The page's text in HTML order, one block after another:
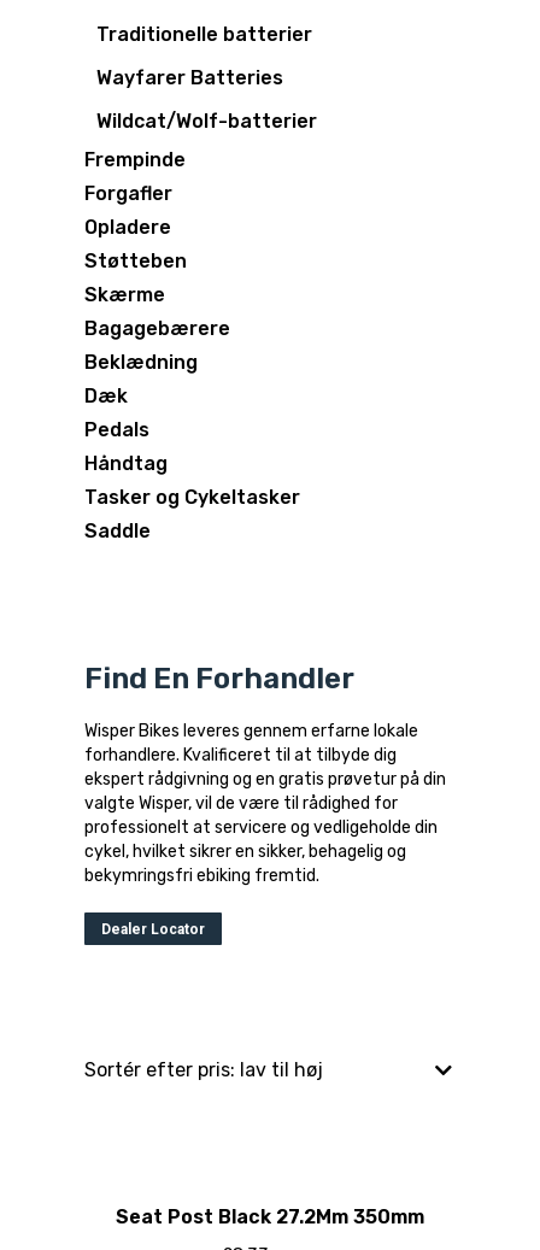
Traditionelle batterier
Wayfarer Batteries
Wildcat/Wolf-batterier
Frempinde
Forgafler
Opladere
Støtteben
Skærme
Bagagebærere
Beklædning
Dæk
Pedals
Håndtag
Tasker og Cykeltasker
Saddle
Find En Forhandler
Wisper Bikes leveres gennem erfarne lokale
forhandlere. Kvalificeret til at tilbyde dig
ekspert rådgivning og en gratis prøvetur på din
valgte Wisper, vil de være til rådighed for
professionelt at servicere og vedligeholde din
cykel, hvilket sikrer en sikker, behagelig og
bekymringsfri ebiking fremtid.
Dealer Locator
Seat Post Black 27.2Mm 350mm